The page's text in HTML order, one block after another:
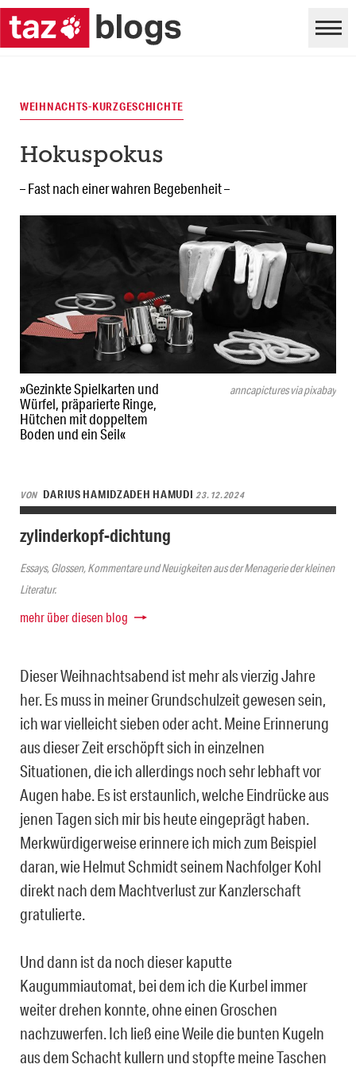
»Gezinkte Spielkarten und
Würfel, präparierte Ringe,
Hütchen mit doppeltem
Boden und ein Seil«
anncapictures via pixabay
WEIHNACHTS-KURZGESCHICHTE
Hokuspokus
– Fast nach einer wahren Begebenheit –
VON DARIUS HAMIDZADEH HAMUDI 23.12.2024
zylinderkopf-dichtung
Essays, Glossen, Kommentare und Neuigkeiten aus der Menagerie der kleinen
Literatur.
mehr über diesen blog
Dieser Weihnachtsabend ist mehr als vierzig Jahre
her. Es muss in meiner Grundschulzeit gewesen sein,
ich war vielleicht sieben oder acht. Meine Erinnerung
aus dieser Zeit erschöpft sich in einzelnen
Situationen, die ich allerdings noch sehr lebhaft vor
Augen habe. Es ist erstaunlich, welche Eindrücke aus
jenen Tagen sich mir bis heute eingeprägt haben.
Merkwürdigerweise erinnere ich mich zum Beispiel
daran, wie Helmut Schmidt seinem Nachfolger Kohl
direkt nach dem Machtverlust zur Kanzlerschaft
gratulierte.
Und dann ist da noch dieser kaputte
Kaugummiautomat, bei dem ich die Kurbel immer
weiter drehen konnte, ohne einen Groschen
nachzuwerfen. Ich ließ eine Weile die bunten Kugeln
aus dem Schacht kullern und stopfte meine Taschen